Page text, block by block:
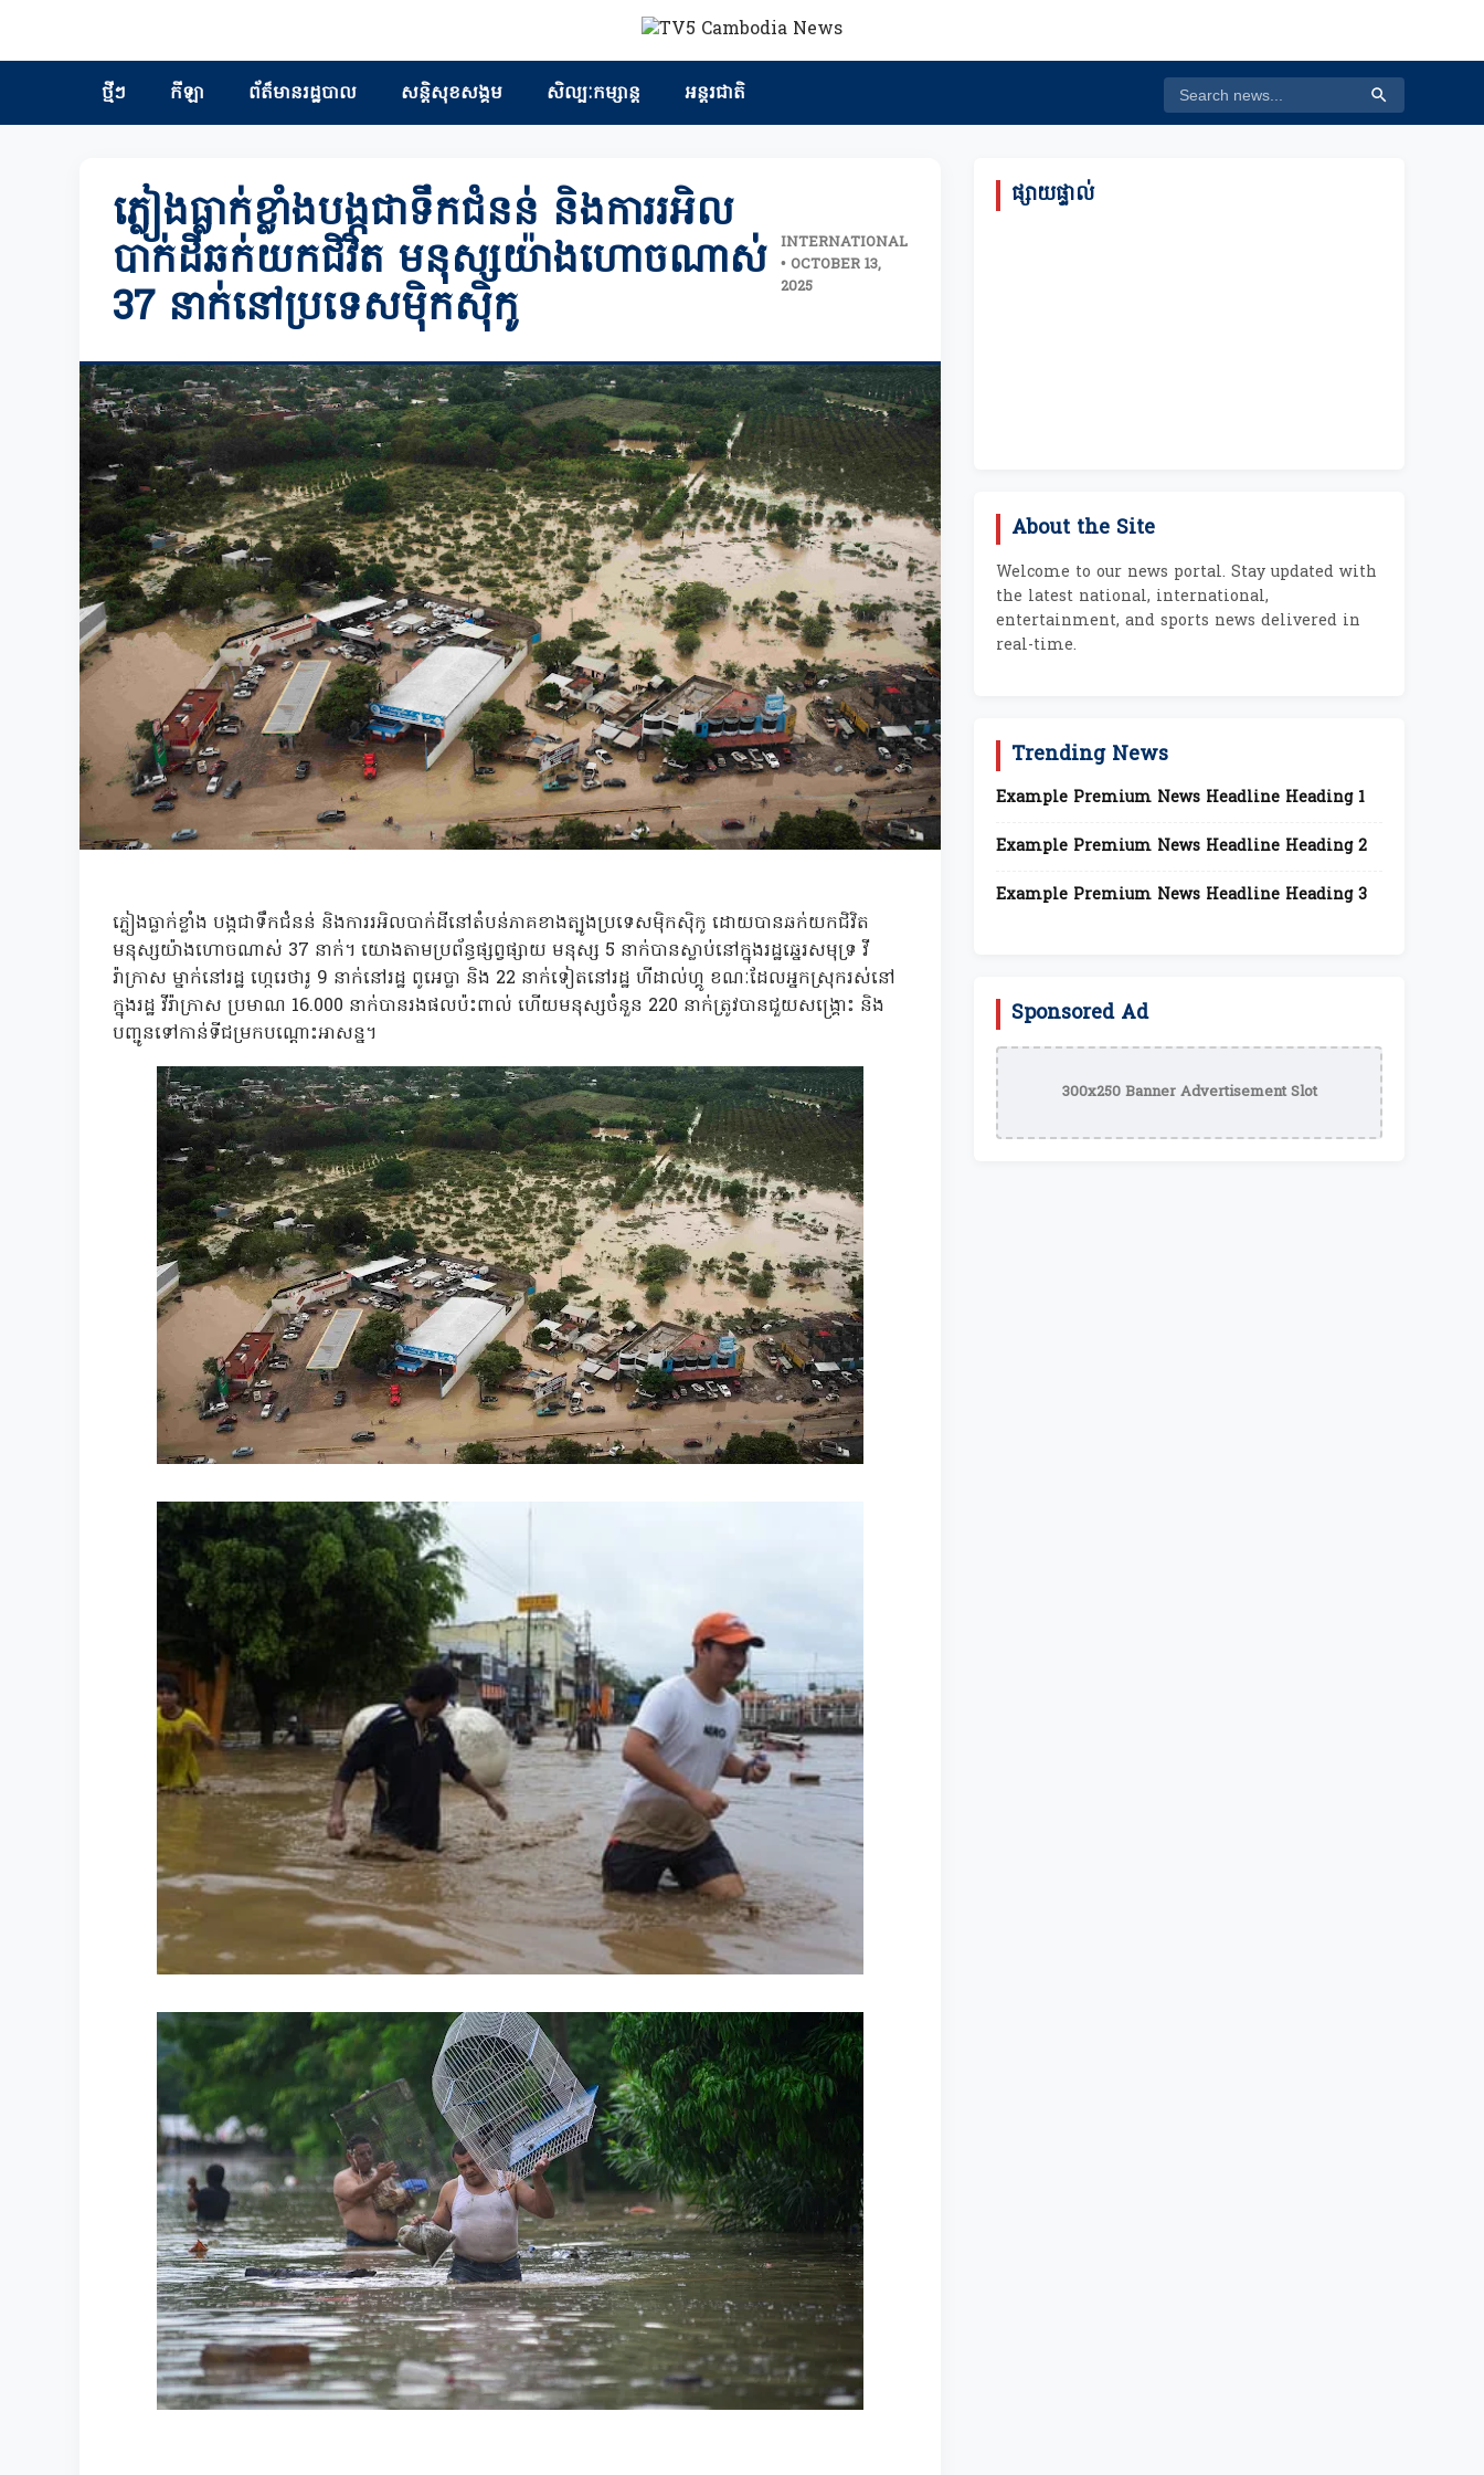
ថ្មីៗ កីឡា ព័ត៏មានរដ្ឋបាល សន្តិសុខសង្គម សិល្បៈកម្សាន្ត អន្តរជាតិ
ភ្លៀងធ្លាក់ខ្លាំងបង្កជាទឹកជំនន់ និងការរអិល
បាក់ដីឆក់យកជិវិត មនុស្សយ៉ាងហោចណាស់
37 នាក់នៅប្រទេសម៉ិកស៊ិកូ
INTERNATIONAL
• OCTOBER 13,
2025
ភ្លៀងធ្លាក់ខ្លាំង បង្កជាទឹកជំនន់ និងការរអិលបាក់ដីនៅតំបន់ភាគខាងត្បូងប្រទេសម៉ិកស៊ិកូ ដោយបានឆក់យកជិវិត
មនុស្សយ៉ាងហោចណាស់ 37 នាក់។ យោងតាមប្រព័ន្ធផ្សព្វផ្សាយ មនុស្ស 5 នាក់បានស្លាប់នៅក្នុងរដ្ឋឆ្នេរសមុទ្រ វី
រ៉ាក្រាស ម្នាក់នៅរដ្ឋ ហ្កេរេថារូ 9 នាក់នៅរដ្ឋ ពូអេប្លា និង 22 នាក់ទៀតនៅរដ្ឋ ហីដាល់ហ្គូ ខណៈដែលអ្នកស្រុករស់នៅ
ក្នុងរដ្ឋ វីរ៉ាក្រាស ប្រមាណ 16.000 នាក់បានរងផលប៉ះពាល់ ហើយមនុស្សចំនួន 220 នាក់ត្រូវបានជួយសង្គ្រោះ និង
បញ្ជូនទៅកាន់ទីជម្រកបណ្តោះអាសន្ន។
ផ្សាយផ្ទាល់
About the Site
Welcome to our news portal. Stay updated with
the latest national, international,
entertainment, and sports news delivered in
real-time.
Trending News
Example Premium News Headline Heading 1
Example Premium News Headline Heading 2
Example Premium News Headline Heading 3
Sponsored Ad
300x250 Banner Advertisement Slot